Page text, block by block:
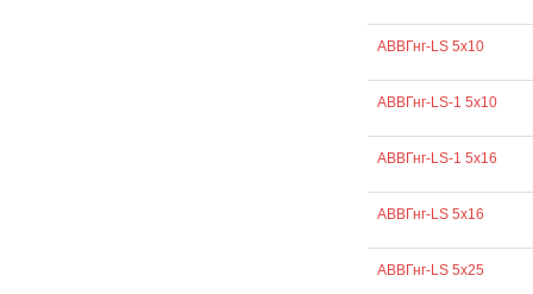
АВВГнг-LS 5х10
АВВГнг-LS-1 5х10
АВВГнг-LS-1 5х16
АВВГнг-LS 5х16
АВВГнг-LS 5х25